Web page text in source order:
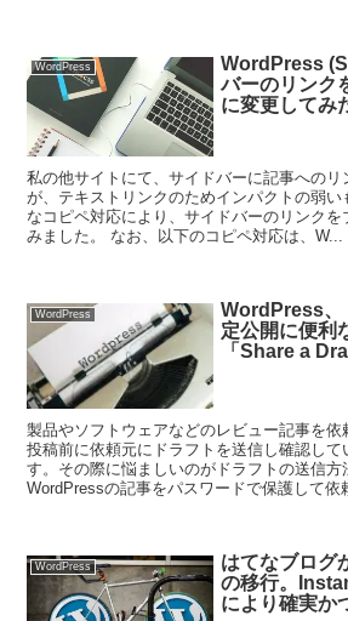
WordPress
WordPress
バーのリンク
に変更してみ
私の他サイトにて、サイドバーに記事への
が、テキストリンクのためインパクトの弱
なコピペ対応により、サイドバーのリンク
みました。 なお、以下のコピペ対応は、W...
WordPress
WordPress、
定公開に便利
「Share a
製品やソフトウェアなどのレビュー記事を
投稿前に依頼元にドラフトを送信し確認して
す。その際に悩ましいのがドラフトの送信方
WordPressの記事をパスワードで保護して依
WordPress
はてなブログ
の移行。
により確実か